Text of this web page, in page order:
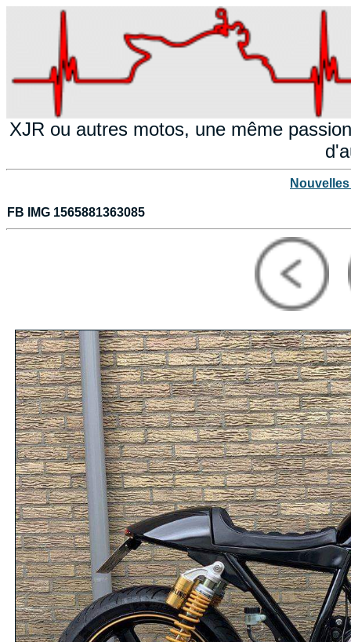
XJR ou autres motos, une même
FB IMG 1565881363085